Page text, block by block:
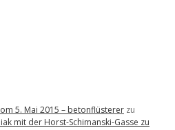
5. Mai 2015 – betonflüsterer zu
mit der Horst-Schimanski-Gasse zu